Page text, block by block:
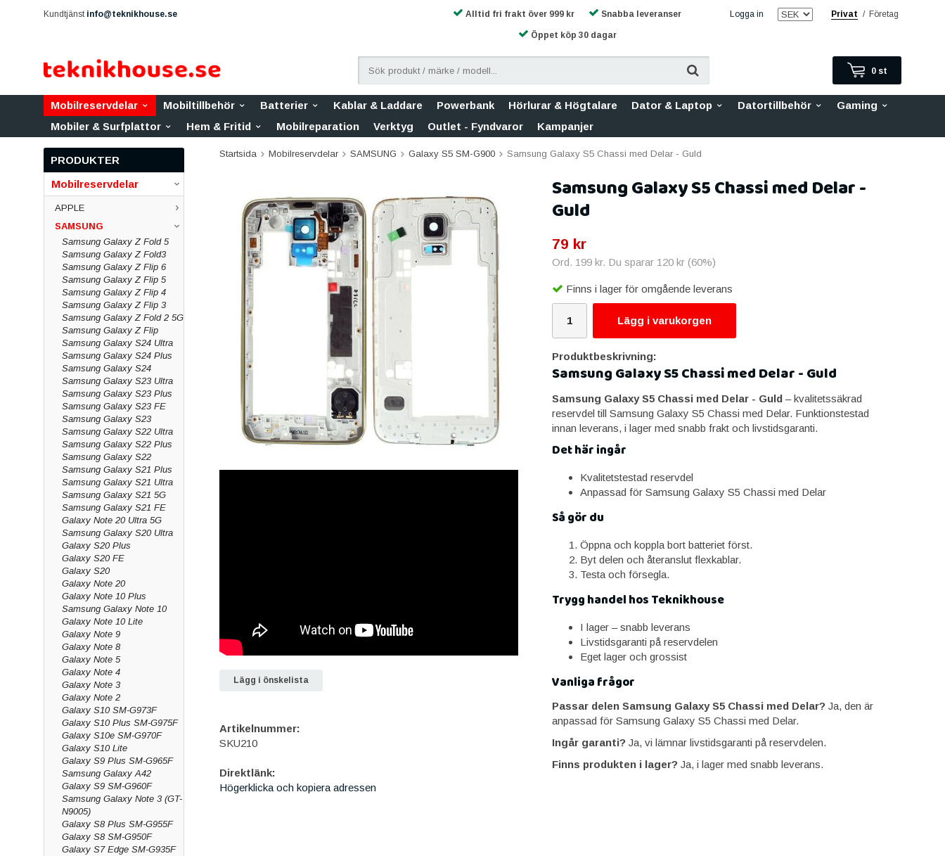
Kundtjänst info@teknikhouse.se Logga in Privat / Företag
Alltid fri frakt över 999 kr Snabba leveranser
Öppet köp 30 dagar
0 st
Mobilreservdelar Mobiltillbehör Batterier Kablar & Laddare Powerbank Hörlurar & Högtalare Dator & Laptop Datortillbehör
Gaming
Mobiler & Surfplattor
Hem & Fritid Mobilreparation Verktyg Outlet - Fyndvaror Kampanjer
PRODUKTER
Mobilreservdelar
APPLE
SAMSUNG
Samsung Galaxy Z Fold 5
Samsung Galaxy Z Fold3
Samsung Galaxy Z Flip 6
Samsung Galaxy Z Flip 5
Samsung Galaxy Z Flip 4
Samsung Galaxy Z Flip 3
Samsung Galaxy Z Fold 2 5G
Samsung Galaxy Z Flip
Samsung Galaxy S24 Ultra
Samsung Galaxy S24 Plus
Samsung Galaxy S24
Samsung Galaxy S23 Ultra
Samsung Galaxy S23 Plus
Samsung Galaxy S23 FE
Samsung Galaxy S23
Samsung Galaxy S22 Ultra
Samsung Galaxy S22 Plus
Samsung Galaxy S22
Samsung Galaxy S21 Plus
Samsung Galaxy S21 Ultra
Samsung Galaxy S21 5G
Samsung Galaxy S21 FE
Galaxy Note 20 Ultra 5G
Samsung Galaxy S20 Ultra
Galaxy S20 Plus
Galaxy S20 FE
Galaxy S20
Galaxy Note 20
Galaxy Note 10 Plus
Samsung Galaxy Note 10
Galaxy Note 10 Lite
Galaxy Note 9
Galaxy Note 8
Galaxy Note 5
Galaxy Note 4
Galaxy Note 3
Galaxy Note 2
Galaxy S10 SM-G973F
Galaxy S10 Plus SM-G975F
Galaxy S10e SM-G970F
Galaxy S10 Lite
Galaxy S9 Plus SM-G965F
Samsung Galaxy A42
Galaxy S9 SM-G960F
Samsung Galaxy Note 3 (GT-
N9005)
Galaxy S8 Plus SM-G955F
Galaxy S8 SM-G950F
Galaxy S7 Edge SM-G935F
Startsida Mobilreservdelar SAMSUNG Galaxy S5 SM-G900 Samsung Galaxy S5 Chassi med Delar - Guld
Samsung Galaxy S5 Chassi med Delar -
Guld
79 kr
Ord. 199 kr. Du sparar 120 kr(60%)
Finns i lager för omgående leverans
Lägg i varukorgen
Produktbeskrivning:
Samsung Galaxy S5 Chassi med Delar - Guld
Samsung Galaxy S5 Chassi med Delar - Guld– kvalitetssäkrad
reservdel till Samsung Galaxy S5 Chassi med Delar. Funktionstestad
innan leverans, i lager med snabb frakt och livstidsgaranti.
Det här ingår
Kvalitetstestad reservdel
Anpassad för Samsung Galaxy S5 Chassi med Delar
Så gör du
Öppna och koppla bort batteriet först.
Byt delen och återanslut flexkablar.
Testa och försegla.
Trygg handel hos Teknikhouse
I lager – snabb leverans
Livstidsgaranti på reservdelen
Eget lager och grossist
Vanliga frågor
Passar delen Samsung Galaxy S5 Chassi med Delar? Ja, den är
anpassad för Samsung Galaxy S5 Chassi med Delar.
Ingår garanti? Ja, vi lämnar livstidsgaranti på reservdelen.
Finns produkten i lager? Ja, i lager med snabb leverans.
Lägg i önskelista
Artikelnummer:
SKU210
Direktlänk:
Högerklicka och kopiera adressen